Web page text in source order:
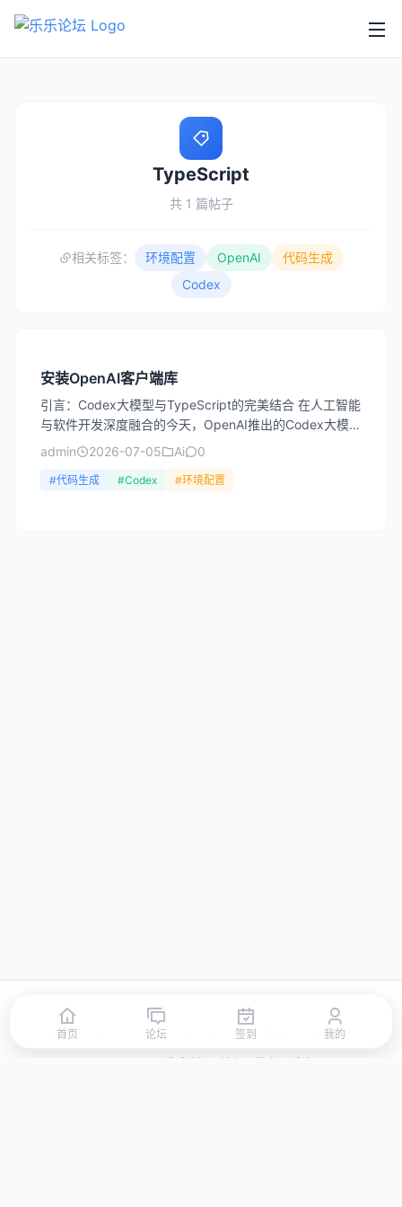
TypeScript
共 1 篇帖子
相关标签： 环境配置 OpenAI
代码生成
Codex
安装OpenAI客户端库
引言：Codex大模型与TypeScript的完美结合 在人工智能
与软件开发深度融合的今天，OpenAI推出的Codex大模型
为开发者带来了革命性的编程体验。C...
admin 2026-07-05 Ai 0
#代码生成 #Codex #环境配置
首页 签到 积分商城 站点地图
© 2026 LLBBS 乐乐论坛 · 独立开发者阿乐出品
首页 论坛 签到 我的